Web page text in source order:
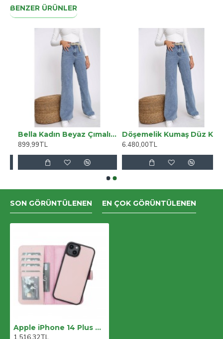
BENZER ÜRÜNLER
Bella Kadın Beyaz Çımalı Yüksek Bel Salaş Paça Salaş Pantolon Palazzo
899,99TL
Döşemelik Kumaş Düz Keten Lastikli Kayma Yapmayan 3311 Takım Koltuk Örtüsü
6.480,00TL
SON GÖRÜNTÜLENEN EN ÇOK GÖRÜNTÜLENEN
Apple iPhone 14 Plus Uyumlu Deri Cüzdanlı Kılıf MWWN NU2 Pembe